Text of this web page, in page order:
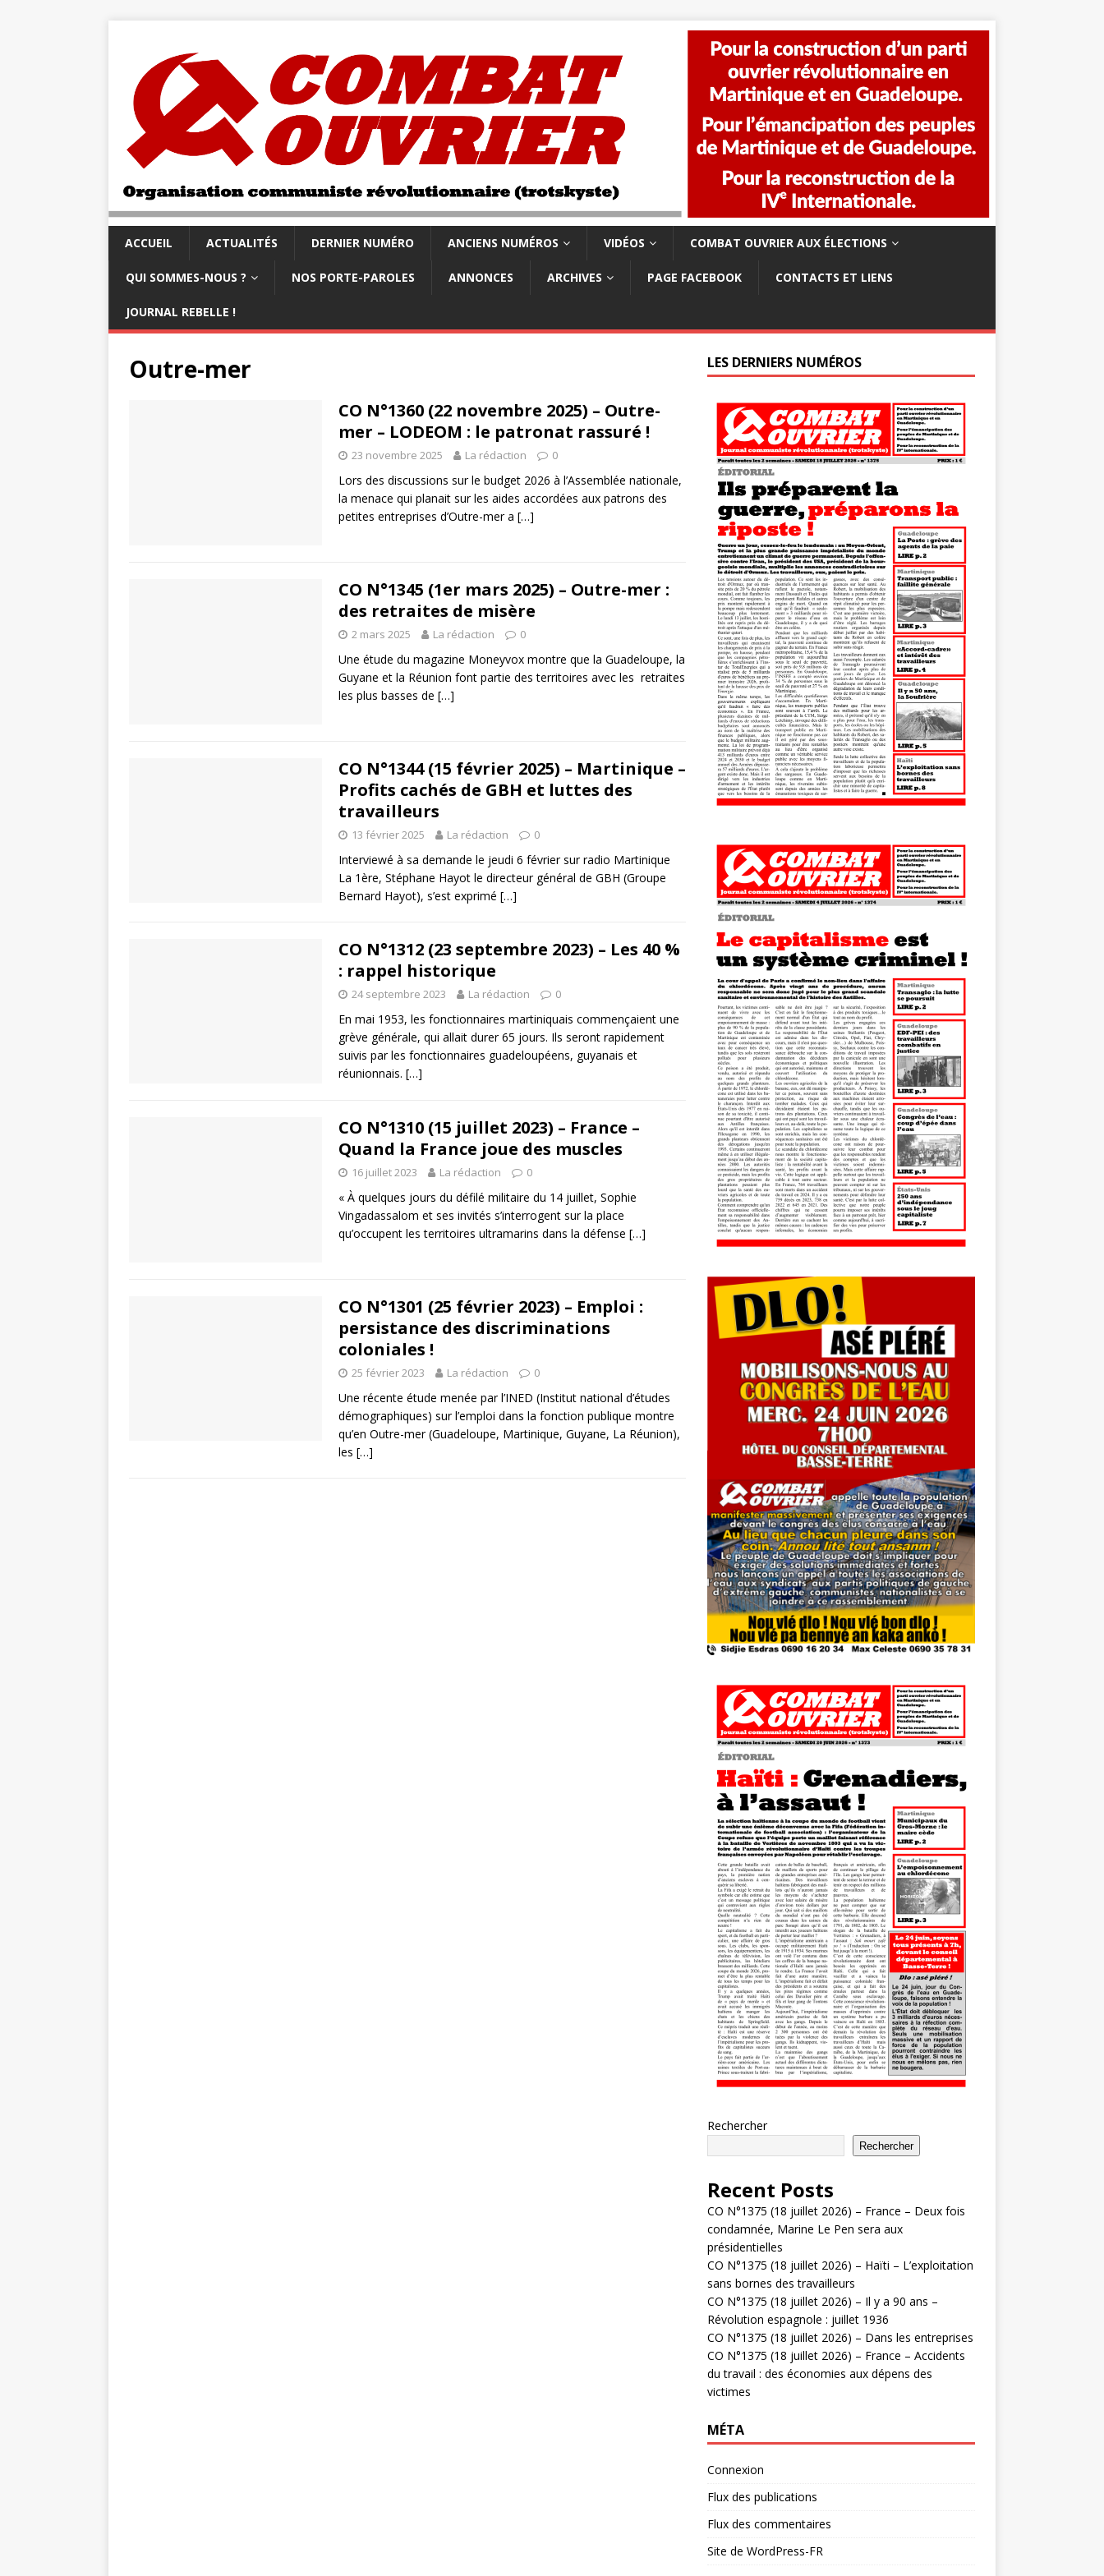
ACCUEIL ACTUALITÉS DERNIER NUMÉRO ANCIENS NUMÉROS VIDÉOS COMBAT OUVRIER AUX ÉLECTIONS
QUI SOMMES-NOUS ? NOS PORTE-PAROLES ANNONCES ARCHIVES PAGE FACEBOOK CONTACTS ET LIENS
JOURNAL REBELLE !
Outre-mer
CO N°1360 (22 novembre 2025) – Outre-
mer – LODEOM : le patronat rassuré !
23 novembre 2025 La rédaction 0
Lors des discussions sur le budget 2026 à l’Assemblée nationale,
la menace qui planait sur les aides accordées aux patrons des
petites entreprises d’Outre-mer a […]
CO N°1345 (1er mars 2025) – Outre-mer :
des retraites de misère
2 mars 2025 La rédaction 0
Une étude du magazine Moneyvox montre que la Guadeloupe, la
Guyane et la Réunion font partie des territoires avec les retraites
les plus basses de […]
CO N°1344 (15 février 2025) – Martinique –
Profits cachés de GBH et luttes des
travailleurs
13 février 2025 La rédaction 0
Interviewé à sa demande le jeudi 6 février sur radio Martinique
La 1ère, Stéphane Hayot le directeur général de GBH (Groupe
Bernard Hayot), s’est exprimé […]
CO N°1312 (23 septembre 2023) – Les 40 %
: rappel historique
24 septembre 2023 La rédaction 0
En mai 1953, les fonctionnaires martiniquais commençaient une
grève générale, qui allait durer 65 jours. Ils seront rapidement
suivis par les fonctionnaires guadeloupéens, guyanais et
réunionnais. […]
CO N°1310 (15 juillet 2023) – France –
Quand la France joue des muscles
16 juillet 2023 La rédaction 0
« À quelques jours du défilé militaire du 14 juillet, Sophie
Vingadassalom et ses invités s’interrogent sur la place
qu’occupent les territoires ultramarins dans la défense […]
CO N°1301 (25 février 2023) – Emploi :
persistance des discriminations
coloniales !
25 février 2023 La rédaction 0
Une récente étude menée par l’INED (Institut national d’études
démographiques) sur l’emploi dans la fonction publique montre
qu’en Outre-mer (Guadeloupe, Martinique, Guyane, La Réunion),
les […]
LES DERNIERS NUMÉROS
Rechercher
Rechercher
Recent Posts
CO N°1375 (18 juillet 2026) – France – Deux fois
condamnée, Marine Le Pen sera aux
présidentielles
CO N°1375 (18 juillet 2026) – Haïti – L’exploitation
sans bornes des travailleurs
CO N°1375 (18 juillet 2026) – Il y a 90 ans –
Révolution espagnole : juillet 1936
CO N°1375 (18 juillet 2026) – Dans les entreprises
CO N°1375 (18 juillet 2026) – France – Accidents
du travail : des économies aux dépens des
victimes
MÉTA
Connexion
Flux des publications
Flux des commentaires
Site de WordPress-FR